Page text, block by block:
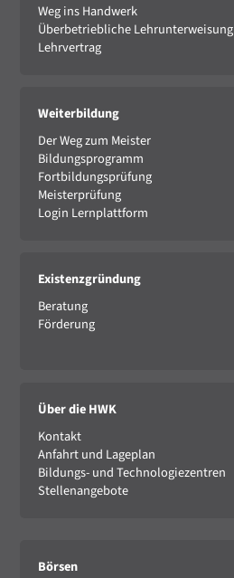
Weg ins Handwerk
Überbetriebliche Lehrunterweisung
Lehrvertrag
Weiterbildung
Der Weg zum Meister
Bildungsprogramm
Fortbildungsprüfung
Meisterprüfung
Login Lernplattform
Existenzgründung
Beratung
Förderung
Über die HWK
Kontakt
Anfahrt und Lageplan
Bildungs- und Technologiezentren
Stellenangebote
Börsen